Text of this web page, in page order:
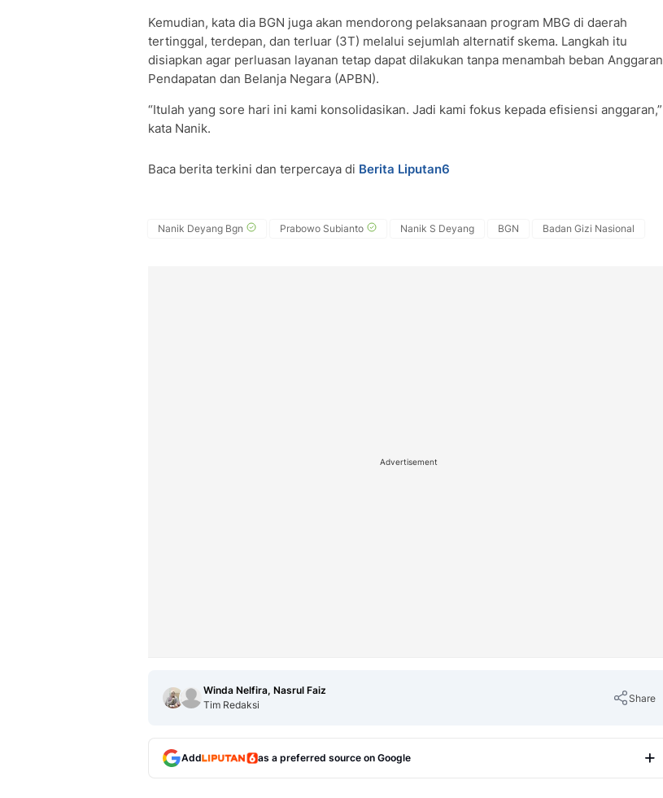
Kemudian, kata dia BGN juga akan mendorong pelaksanaan program MBG di daerah
tertinggal, terdepan, dan terluar (3T) melalui sejumlah alternatif skema. Langkah itu
disiapkan agar perluasan layanan tetap dapat dilakukan tanpa menambah beban Anggaran
Pendapatan dan Belanja Negara (APBN).
“Itulah yang sore hari ini kami konsolidasikan. Jadi kami fokus kepada efisiensi anggaran,”
kata Nanik.
Baca berita terkini dan terpercaya di Berita Liputan6
Nanik Deyang Bgn Prabowo Subianto Nanik S Deyang BGN Badan Gizi Nasional
Advertisement
Winda Nelfira, Nasrul Faiz
Tim Redaksi
Share
Add as a preferred source on Google